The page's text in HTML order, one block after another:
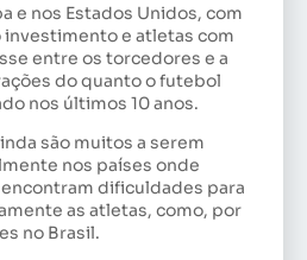
e nos Estados Unidos, com
e atletas com
entre os torcedores e a
do quanto o futebol
nos últimos 10 anos.
são muitos a serem
nos países onde
dificuldades para
as atletas, como, por
no Brasil.